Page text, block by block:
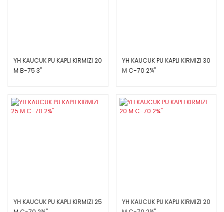
YH KAUCUK PU KAPLI KIRMIZI 20
M B-75 3''
YH KAUCUK PU KAPLI KIRMIZI 30
M C-70 2¾''
YH KAUCUK PU KAPLI KIRMIZI 25
YH KAUCUK PU KAPLI KIRMIZI 20